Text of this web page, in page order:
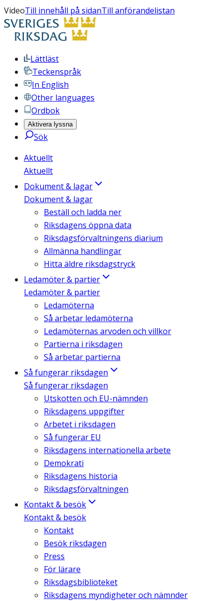
VideoTill innehåll på sidanTill anförandelistan
Lättläst
Teckenspråk
In English
Other languages
Ordbok
Aktivera lyssna
Sök
Aktuellt
Aktuellt
Dokument & lagar
Dokument & lagar
Beställ och ladda ner
Riksdagens öppna data
Riksdagsförvaltningens diarium
Allmänna handlingar
Hitta äldre riksdagstryck
Ledamöter & partier
Ledamöter & partier
Ledamöterna
Så arbetar ledamöterna
Ledamöternas arvoden och villkor
Partierna i riksdagen
Så arbetar partierna
Så fungerar riksdagen
Så fungerar riksdagen
Utskotten och EU-nämnden
Riksdagens uppgifter
Arbetet i riksdagen
Så fungerar EU
Riksdagens internationella arbete
Demokrati
Riksdagens historia
Riksdagsförvaltningen
Kontakt & besök
Kontakt & besök
Kontakt
Besök riksdagen
Press
För lärare
Riksdagsbiblioteket
Riksdagens myndigheter och nämnder